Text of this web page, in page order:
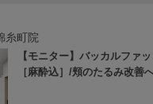
糸町院
【モニター】バッカルファ
［麻酔込］/頬のたるみ改善